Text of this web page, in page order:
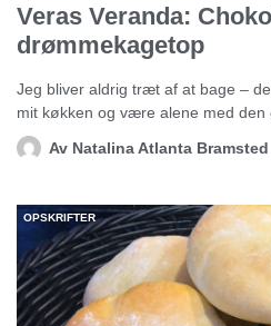
Veras Veranda:
drømmekagetop
Jeg bliver aldrig træt af at bage –
mit køkken og være alene med den
Av Natalina Atlanta Bramsted
OPSKRIFTER